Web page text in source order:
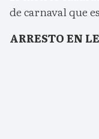
de carnaval que
ARRESTO EN